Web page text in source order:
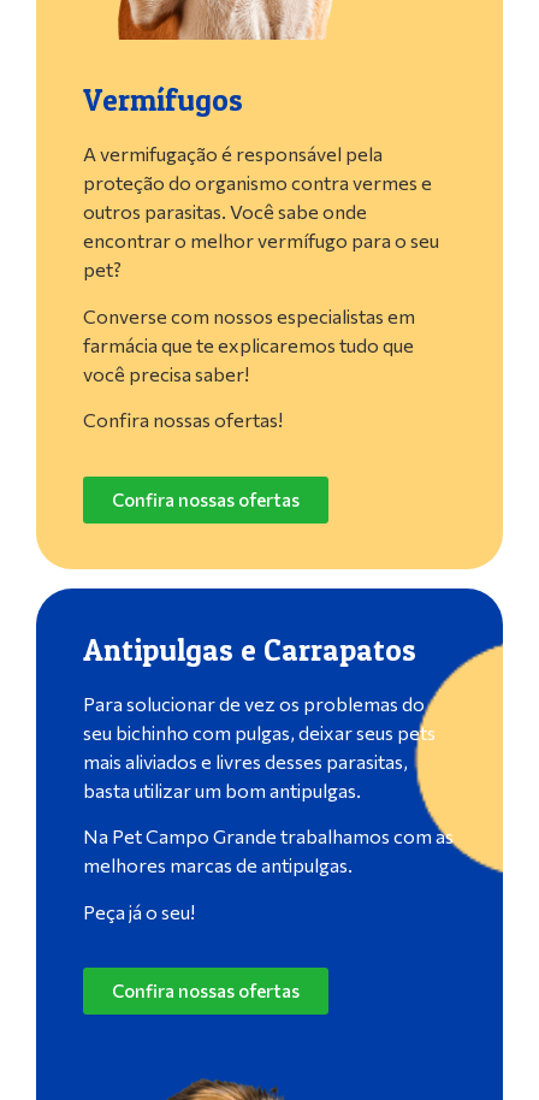
Vermífugos
A vermifugação é responsável pela
proteção do organismo contra vermes e
outros parasitas. Você sabe onde
encontrar o melhor vermífugo para o seu
pet?
Converse com nossos especialistas em
farmácia que te explicaremos tudo que
você precisa saber!
Confira nossas ofertas!
Confira nossas ofertas
Antipulgas e Carrapatos
Para solucionar de vez os problemas do
seu bichinho com pulgas, deixar seus pets
mais aliviados e livres desses parasitas,
basta utilizar um bom antipulgas.
Na Pet Campo Grande trabalhamos com as
melhores marcas de antipulgas.
Peça já o seu!
Confira nossas ofertas